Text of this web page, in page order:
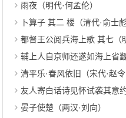
雨夜（明代·何孟伦）
卜算子 其二 楼（清代·俞士彪
都督王公阅兵海上歌 其七（
辅上人自京师还遂如海上省
清平乐·春风依旧（宋代·赵令
友人寄白话诗见怀试袭其意
晏子使楚（两汉·刘向）